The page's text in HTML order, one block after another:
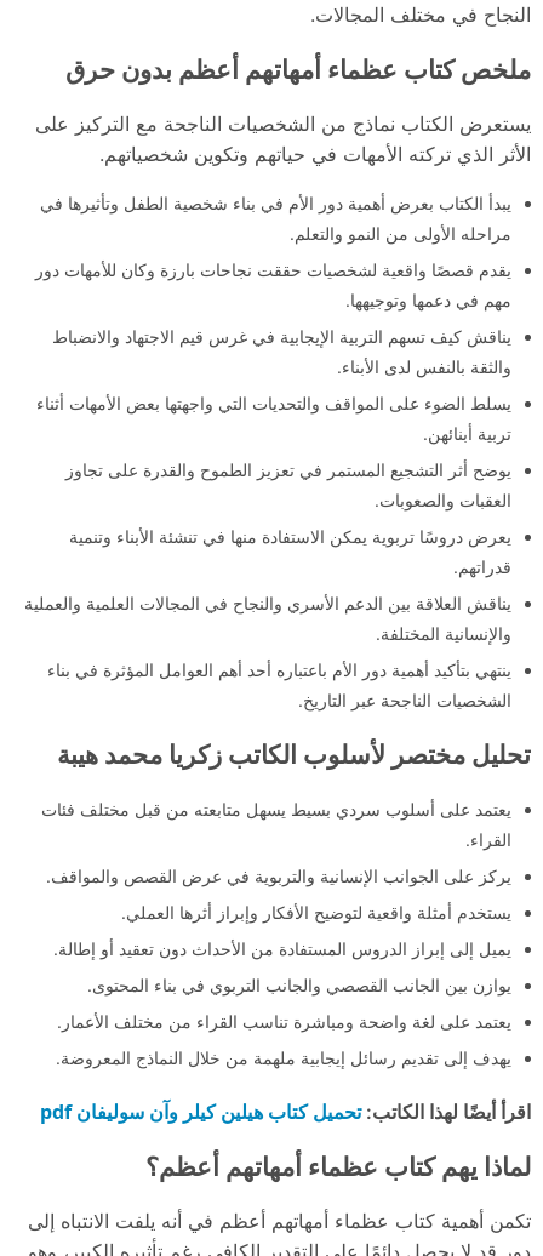
النجاح في مختلف المجالات.
ملخص كتاب عظماء أمهاتهم أعظم بدون حرق
يستعرض الكتاب نماذج من الشخصيات الناجحة مع التركيز على
الأثر الذي تركته الأمهات في حياتهم وتكوين شخصياتهم.
يبدأ الكتاب بعرض أهمية دور الأم في بناء شخصية الطفل وتأثيرها في
مراحله الأولى من النمو والتعلم.
يقدم قصصًا واقعية لشخصيات حققت نجاحات بارزة وكان للأمهات دور
مهم في دعمها وتوجيهها.
يناقش كيف تسهم التربية الإيجابية في غرس قيم الاجتهاد والانضباط
والثقة بالنفس لدى الأبناء.
يسلط الضوء على المواقف والتحديات التي واجهتها بعض الأمهات أثناء
تربية أبنائهن.
يوضح أثر التشجيع المستمر في تعزيز الطموح والقدرة على تجاوز
العقبات والصعوبات.
يعرض دروسًا تربوية يمكن الاستفادة منها في تنشئة الأبناء وتنمية
قدراتهم.
يناقش العلاقة بين الدعم الأسري والنجاح في المجالات العلمية والعملية
والإنسانية المختلفة.
ينتهي بتأكيد أهمية دور الأم باعتباره أحد أهم العوامل المؤثرة في بناء
الشخصيات الناجحة عبر التاريخ.
تحليل مختصر لأسلوب الكاتب زكريا محمد هيبة
يعتمد على أسلوب سردي بسيط يسهل متابعته من قبل مختلف فئات
القراء.
يركز على الجوانب الإنسانية والتربوية في عرض القصص والمواقف.
يستخدم أمثلة واقعية لتوضيح الأفكار وإبراز أثرها العملي.
يميل إلى إبراز الدروس المستفادة من الأحداث دون تعقيد أو إطالة.
يوازن بين الجانب القصصي والجانب التربوي في بناء المحتوى.
يعتمد على لغة واضحة ومباشرة تناسب القراء من مختلف الأعمار.
يهدف إلى تقديم رسائل إيجابية ملهمة من خلال النماذج المعروضة.
اقرأ أيضًا لهذا الكاتب:تحميل كتاب هيلين كيلر وآن سوليفان pdf
لماذا يهم كتاب عظماء أمهاتهم أعظم؟
تكمن أهمية كتاب عظماء أمهاتهم أعظم في أنه يلفت الانتباه إلى
دور قد لا يحصل دائمًا على التقدير الكافي رغم تأثيره الكبير، وهو